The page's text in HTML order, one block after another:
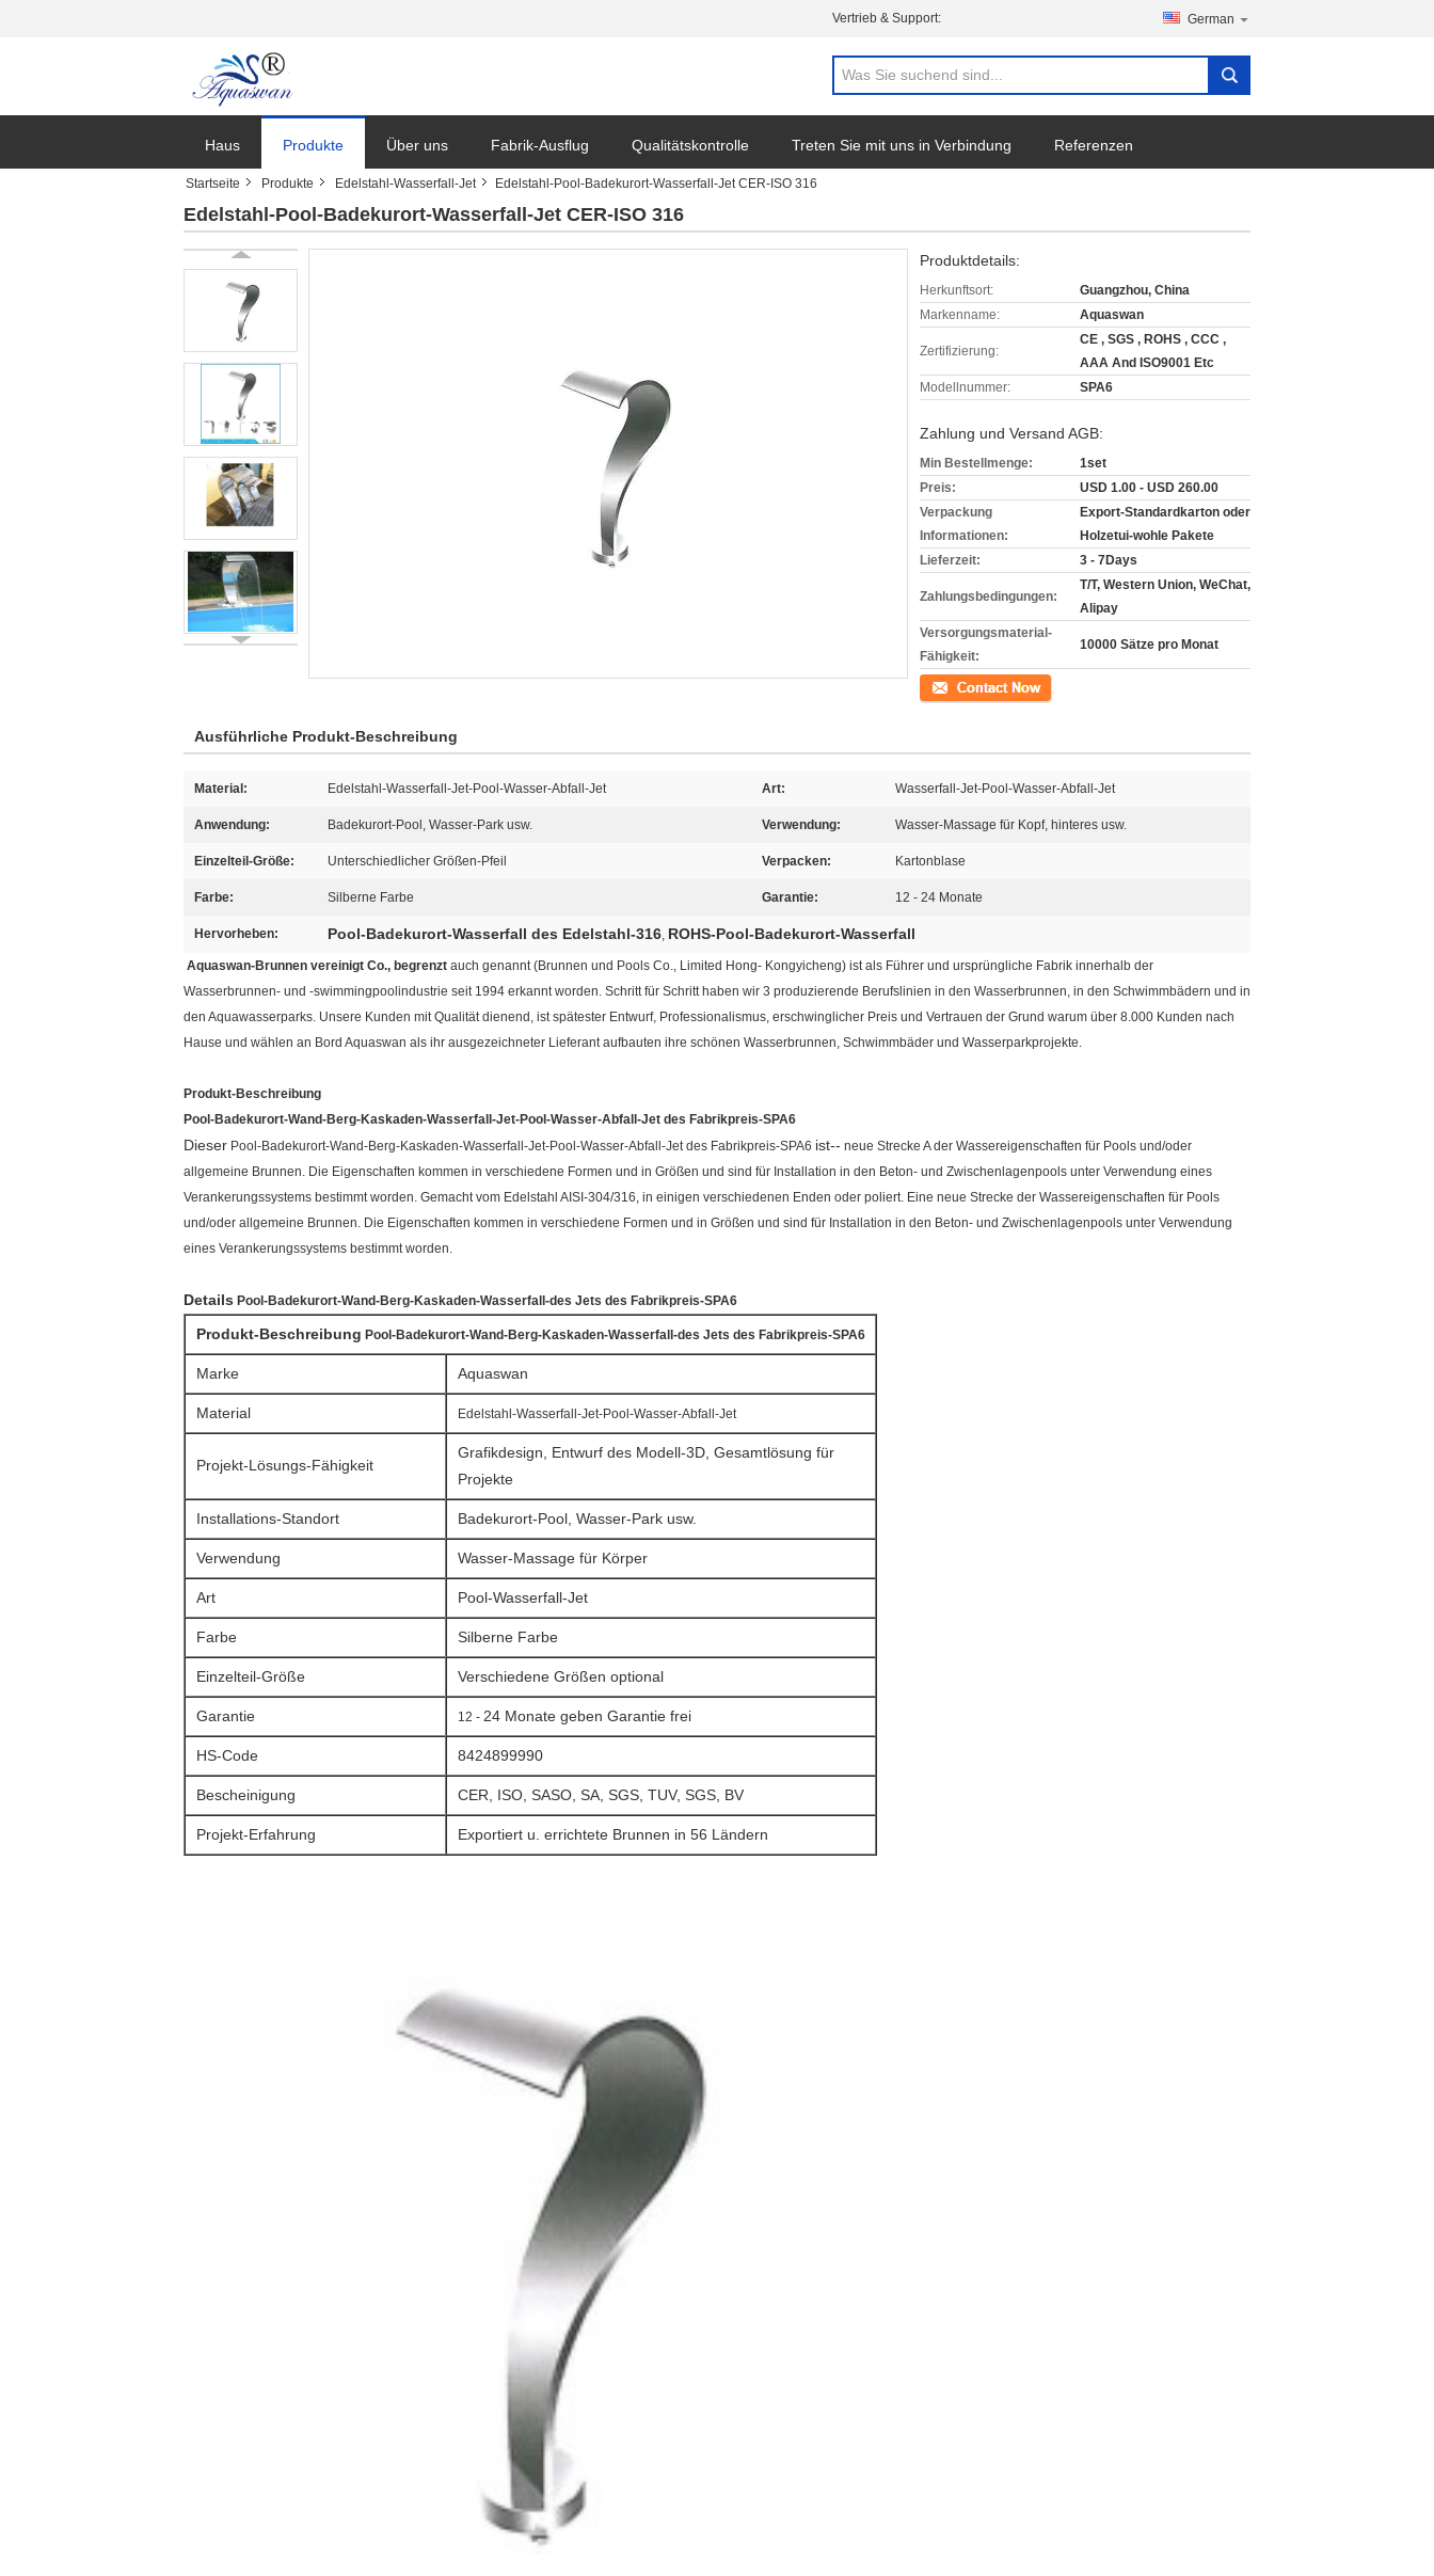
Vertrieb & Support: German
Haus Produkte Über uns Fabrik-Ausflug Qualitätskontrolle Treten Sie mit uns in Verbindung Referenzen
Nachrichten
Startseite Produkte Edelstahl-Wasserfall-Jet Edelstahl-Pool-Badekurort-Wasserfall-Jet CER-ISO 316
Edelstahl-Pool-Badekurort-Wasserfall-Jet CER-ISO 316
Produktdetails:
Herkunftsort:
Guangzhou, China
Markenname:
Aquaswan
Zertifizierung:
CE , SGS , ROHS , CCC ,
AAA And ISO9001 Etc
Modellnummer:
SPA6
Zahlung und Versand AGB:
Min Bestellmenge:
1set
Preis:
USD 1.00 - USD 260.00
Verpackung
Informationen:
Export-Standardkarton oder
Holzetui-wohle Pakete
Lieferzeit:
3 - 7Days
Zahlungsbedingungen:
T/T, Western Union, WeChat,
Alipay
Versorgungsmaterial-
Fähigkeit:
10000 Sätze pro Monat
Kontakt
Ausführliche Produkt-Beschreibung
Material: Edelstahl-Wasserfall-Jet-Pool-Wasser-Abfall-Jet Art: Wasserfall-Jet-Pool-Wasser-Abfall-Jet
Anwendung: Badekurort-Pool, Wasser-Park usw. Verwendung: Wasser-Massage für Kopf, hinteres usw.
Einzelteil-Größe: Unterschiedlicher Größen-Pfeil Verpacken: Kartonblase
Farbe: Silberne Farbe Garantie: 12 - 24 Monate
Hervorheben: Pool-Badekurort-Wasserfall des Edelstahl-316, ROHS-Pool-Badekurort-Wasserfall
Aquaswan-Brunnen vereinigt Co., begrenzt auch genannt (Brunnen und Pools Co., Limited Hong- Kongyicheng) ist als Führer und ursprüngliche Fabrik innerhalb der
Wasserbrunnen- und -swimmingpoolindustrie seit 1994 erkannt worden. Schritt für Schritt haben wir 3 produzierende Berufslinien in den Wasserbrunnen, in den Schwimmbädern und in
den Aquawasserparks. Unsere Kunden mit Qualität dienend, ist spätester Entwurf, Professionalismus, erschwinglicher Preis und Vertrauen der Grund warum über 8.000 Kunden nach
Hause und wählen an Bord Aquaswan als ihr ausgezeichneter Lieferant aufbauten ihre schönen Wasserbrunnen, Schwimmbäder und Wasserparkprojekte.
Produkt-Beschreibung
Pool-Badekurort-Wand-Berg-Kaskaden-Wasserfall-Jet-Pool-Wasser-Abfall-Jet des Fabrikpreis-SPA6
Dieser Pool-Badekurort-Wand-Berg-Kaskaden-Wasserfall-Jet-Pool-Wasser-Abfall-Jet des Fabrikpreis-SPA6 ist-- neue Strecke A der Wassereigenschaften für Pools und/oder
allgemeine Brunnen. Die Eigenschaften kommen in verschiedene Formen und in Größen und sind für Installation in den Beton- und Zwischenlagenpools unter Verwendung eines
Verankerungssystems bestimmt worden. Gemacht vom Edelstahl AISI-304/316, in einigen verschiedenen Enden oder poliert. Eine neue Strecke der Wassereigenschaften für Pools
und/oder allgemeine Brunnen. Die Eigenschaften kommen in verschiedene Formen und in Größen und sind für Installation in den Beton- und Zwischenlagenpools unter Verwendung
eines Verankerungssystems bestimmt worden.
Details Pool-Badekurort-Wand-Berg-Kaskaden-Wasserfall-des Jets des Fabrikpreis-SPA6
Produkt-Beschreibung Pool-Badekurort-Wand-Berg-Kaskaden-Wasserfall-des Jets des Fabrikpreis-SPA6
Marke Aquaswan
Material Edelstahl-Wasserfall-Jet-Pool-Wasser-Abfall-Jet
Projekt-Lösungs-Fähigkeit
Grafikdesign, Entwurf des Modell-3D, Gesamtlösung für
Projekte
Installations-Standort Badekurort-Pool, Wasser-Park usw.
Verwendung Wasser-Massage für Körper
Art Pool-Wasserfall-Jet
Farbe Silberne Farbe
Einzelteil-Größe Verschiedene Größen optional
Garantie 12 - 24 Monate geben Garantie frei
HS-Code 8424899990
Bescheinigung CER, ISO, SASO, SA, SGS, TUV, SGS, BV
Projekt-Erfahrung Exportiert u. errichtete Brunnen in 56 Ländern